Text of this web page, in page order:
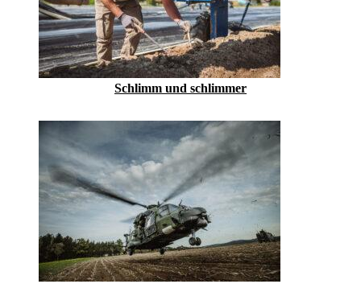
Schlimm und schlimmer